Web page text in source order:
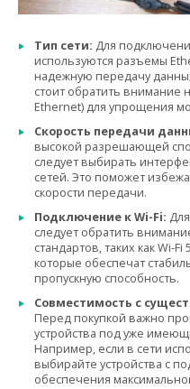
Тип сети: Для
используются разъемы
надежную передачу
стоит обратить внимание
Ethernet) для упрощения
Скорость передачи
высокой разрешающей
следует выбирать
сетей. Это поможет
скорости передачи.
Подключение к Wi-Fi:
следует обратить
стандартов, таких как Wi-Fi
которые обеспечат
пропускную способность.
Совместимость с
Перед покупкой важно
устройства под уже
Например, если в сети
выбирайте устройства с
обеспечения